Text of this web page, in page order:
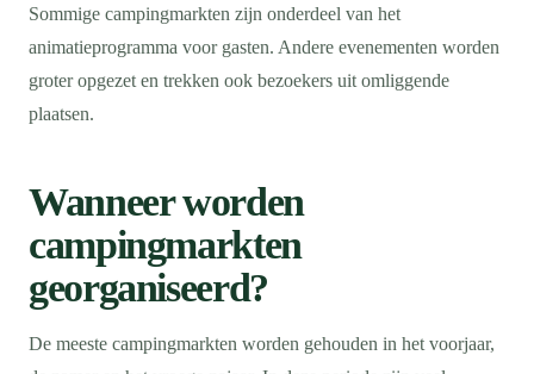
Sommige campingmarkten zijn onderdeel van het
animatieprogramma voor gasten. Andere evenementen worden
groter opgezet en trekken ook bezoekers uit omliggende
plaatsen.
Wanneer worden
campingmarkten
georganiseerd?
De meeste campingmarkten worden gehouden in het voorjaar,